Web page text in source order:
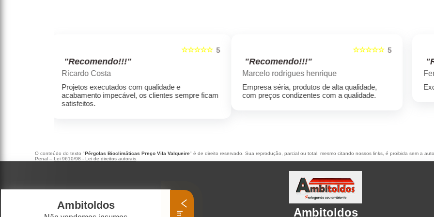
5
☆☆☆☆☆
"Recomendo!!!"
Marcelo rodrigues henrique
Empresa séria, produtos de alta qualidade,
com preços condizentes com a qualidade.
☆☆☆☆☆
"Recomendo!!!"
Fernando Zambelli
Excelente atendimento e bons profissionais
O conteúdo do texto "Pérgolas Bioclimáticas Preço Vila Valqueire" é de direito reservado. Sua reprodução, parcial ou total, mesmo citando nossos links, é proibida sem a
Penal – Lei 9610/98 - Lei de direitos autorais.
Ambitoldos
Ambitoldos